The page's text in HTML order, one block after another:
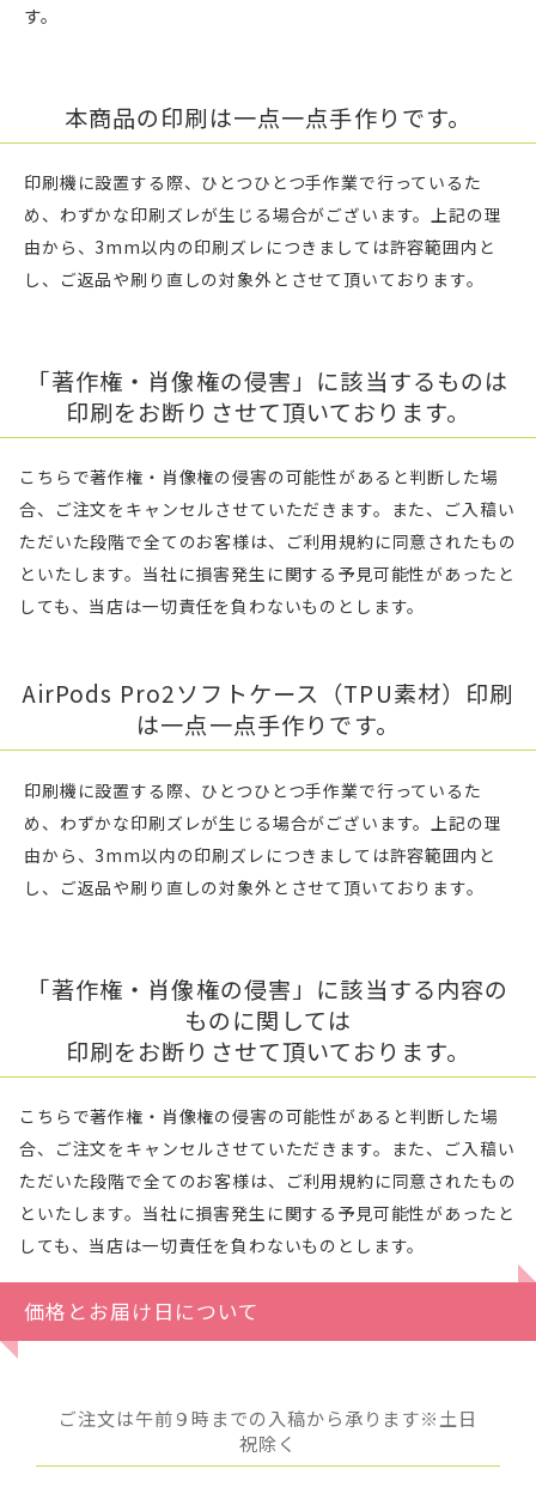
す。
本商品の印刷は一点一点手作りです。
印刷機に設置する際、ひとつひとつ手作業で行っているた
め、わずかな印刷ズレが生じる場合がございます。上記の理
由から、3mm以内の印刷ズレにつきましては許容範囲内と
し、ご返品や刷り直しの対象外とさせて頂いております。
「著作権・肖像権の侵害」に該当するものは
印刷をお断りさせて頂いております。
こちらで著作権・肖像権の侵害の可能性があると判断した場
合、ご注文をキャンセルさせていただきます。また、ご入稿い
ただいた段階で全てのお客様は、ご利用規約に同意されたもの
といたします。当社に損害発生に関する予見可能性があったと
しても、当店は一切責任を負わないものとします。
AirPods Pro2ソフトケース（TPU素材）印刷
は一点一点手作りです。
印刷機に設置する際、ひとつひとつ手作業で行っているた
め、わずかな印刷ズレが生じる場合がございます。上記の理
由から、3mm以内の印刷ズレにつきましては許容範囲内と
し、ご返品や刷り直しの対象外とさせて頂いております。
「著作権・肖像権の侵害」に該当する内容の
ものに関しては
印刷をお断りさせて頂いております。
こちらで著作権・肖像権の侵害の可能性があると判断した場
合、ご注文をキャンセルさせていただきます。また、ご入稿い
ただいた段階で全てのお客様は、ご利用規約に同意されたもの
といたします。当社に損害発生に関する予見可能性があったと
しても、当店は一切責任を負わないものとします。
価格とお届け日について
ご注文は午前９時までの入稿から承ります※土日
祝除く